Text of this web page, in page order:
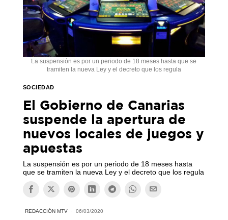
La suspensión es por un periodo de 18 meses hasta que se
tramiten la nueva Ley y el decreto que los regula
SOCIEDAD
El Gobierno de Canarias
suspende la apertura de
nuevos locales de juegos y
apuestas
La suspensión es por un periodo de 18 meses hasta
que se tramiten la nueva Ley y el decreto que los regula
REDACCIÓN MTV 06/03/2020